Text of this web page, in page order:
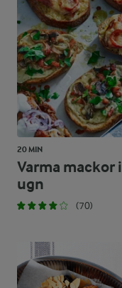
20 MIN
Varma mackor i
ugn
(70)